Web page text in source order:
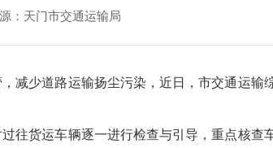
：天门市交通运输局
减少道路运输扬尘污染，近日，市交通运
往货运车辆逐一进行检查与引导，重点核